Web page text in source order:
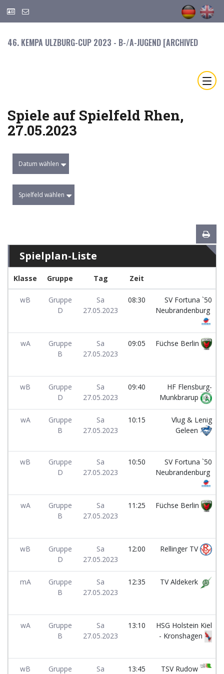
46. KEMPA ULZBURG-CUP 2023 - B-/A-JUGEND [ARCHIVED
Spiele auf Spielfeld Rhen,
27.05.2023
Datum wählen
Spielfeld wählen
Spielplan-Liste
Klasse Gruppe Tag Zeit
wB
Gruppe
D
Sa
27.05.2023
08:30
SV Fortuna `50
Neubrandenburg
wA
Gruppe
B
Sa
27.05.2023
09:05 Füchse Berlin
wB
Gruppe
D
Sa
27.05.2023
09:40
HF Flensburg-
Munkbrarup
wA
Gruppe
B
Sa
27.05.2023
10:15
Vlug & Lenig
Geleen
wB
Gruppe
D
Sa
27.05.2023
10:50
SV Fortuna `50
Neubrandenburg
wA
Gruppe
B
Sa
27.05.2023
11:25 Füchse Berlin
wB
Gruppe
D
Sa
27.05.2023
12:00 Rellinger TV
mA
Gruppe
B
Sa
27.05.2023
12:35 TV Aldekerk
wA
Gruppe
B
Sa
27.05.2023
13:10
HSG Holstein Kiel
- Kronshagen
wB
Gruppe
Sa
13:45 TSV Rudow